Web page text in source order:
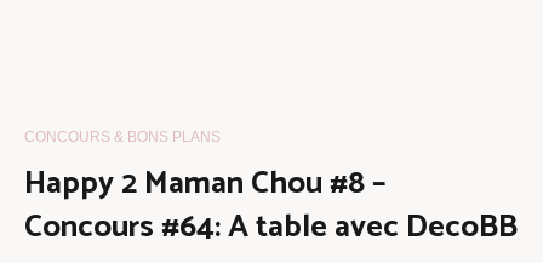
CONCOURS & BONS PLANS
Happy 2 Maman Chou #8 –
Concours #64: A table avec DecoBB